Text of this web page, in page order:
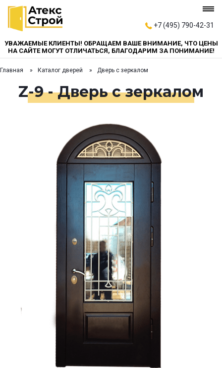
+7 (495) 790-42-31
УВАЖАЕМЫЕ КЛИЕНТЫ! ОБРАЩАЕМ ВАШЕ ВНИМАНИЕ, ЧТО ЦЕНЫ
НА САЙТЕ МОГУТ ОТЛИЧАТЬСЯ, БЛАГОДАРИМ ЗА ПОНИМАНИЕ!
Главная Каталог дверей Дверь с зеркалом
Z-9 - Дверь с зеркалом